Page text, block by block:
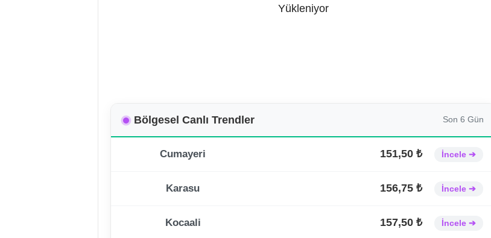
Yükleniyor
Bölgesel Canlı Trendler Son 6 Gün
Cumayeri 151,50 ₺ İncele ➔
Karasu 156,75 ₺ İncele ➔
Kocaali 157,50 ₺ İncele ➔